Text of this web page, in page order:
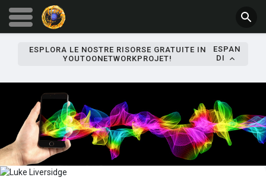
ESPLORA LE NOSTRE RISORSE GRATUITE IN
YOUTOONETWORKPROJET!
ESPAN
DI